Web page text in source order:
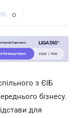
0
з ЄІБ
бізнесу.
для